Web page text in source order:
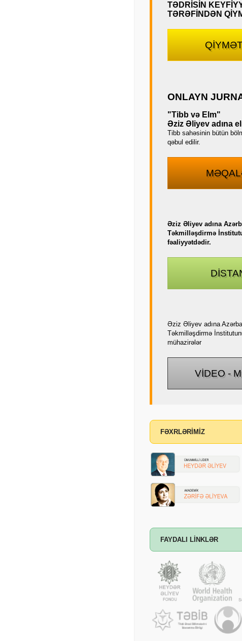
TƏDRİSİN
TƏRƏFİNDƏN
ONLAYN
"Tibb və Elm"
Əziz Əliyev adına
Tibb sahəsinin bütün
qəbul edilir.
Əziz Əliyev adına
Təkmilləşdirmə
fəaliyyətdədir.
Əziz Əliyev adına
Təkmilləşdirmə
mühazirələr
VİDEO -
FƏXRLƏRİMİZ
FAYDALI LİNKLƏR